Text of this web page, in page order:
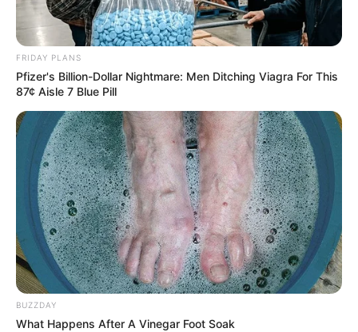
FRIDAY PLANS
Pfizer's Billion-Dollar Nightmare: Men Ditching Viagra For This
87¢ Aisle 7 Blue Pill
BUZZDAY
What Happens After A Vinegar Foot Soak